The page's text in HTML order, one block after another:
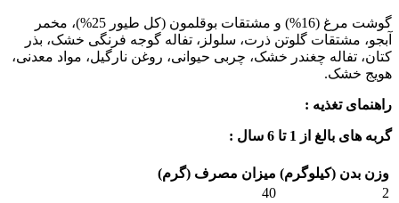
گوشت مرغ (16%) و مشتقات بوقلمون (کل طیور 25%)، مخمر
آبجو، مشتقات گلوتن ذرت، سلولز، تفاله گوجه فرنگی خشک، بذر
کتان، تفاله چغندر خشک، چربی حیوانی، روغن نارگیل، مواد معدنی،
هویج خشک.
راهنمای تغذیه :
گربه های بالغ از 1 تا 6 سال :
وزن بدن (کیلوگرم) میزان مصرف (گرم)
2
40